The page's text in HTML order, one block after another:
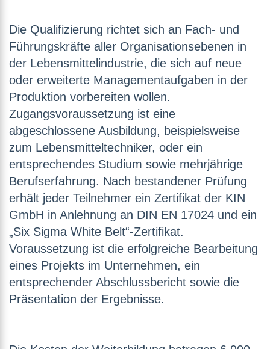
Die Qualifizierung richtet sich an Fach- und
Führungskräfte aller Organisationsebenen in
der Lebensmittelindustrie, die sich auf neue
oder erweiterte Managementaufgaben in der
Produktion vorbereiten wollen.
Zugangsvoraussetzung ist eine
abgeschlossene Ausbildung, beispielsweise
zum Lebensmitteltechniker, oder ein
entsprechendes Studium sowie mehrjährige
Berufserfahrung. Nach bestandener Prüfung
erhält jeder Teilnehmer ein Zertifikat der KIN
GmbH in Anlehnung an DIN EN 17024 und ein
„Six Sigma White Belt“-Zertifikat.
Voraussetzung ist die erfolgreiche Bearbeitung
eines Projekts im Unternehmen, ein
entsprechender Abschlussbericht sowie die
Präsentation der Ergebnisse.